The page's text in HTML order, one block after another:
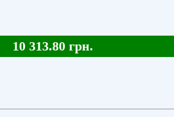
10 313.80 грн.